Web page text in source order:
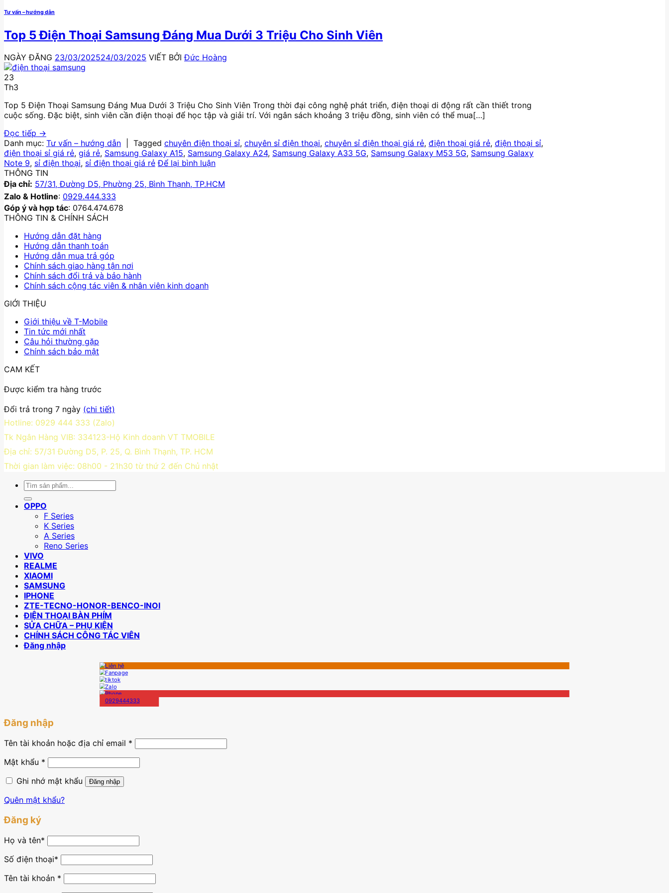
Tư vấn – hướng dẫn
Top 5 Điện Thoại Samsung Đáng Mua Dưới 3 Triệu Cho Sinh Viên
NGÀY ĐĂNG 23/03/202524/03/2025 VIẾT BỞIĐức Hoàng
23
Th3
Top 5 Điện Thoại Samsung Đáng Mua Dưới 3 Triệu Cho Sinh Viên Trong thời đại công nghệ phát triển, điện thoại di động rất cần thiết trong
cuộc sống. Đặc biệt, sinh viên cần điện thoại để học tập và giải trí. Với ngân sách khoảng 3 triệu đồng, sinh viên có thể mua[…]
Đọc tiếp →
Danh mục: Tư vấn – hướng dẫn Tagged chuyên điện thoại sỉ, chuyên sỉ điện thoại, chuyên sỉ điện thoại giá rẻ, điện thoại giá rẻ, điện thoại sỉ,
điện thoại sỉ giá rẻ, giá rẻ, Samsung Galaxy A15, Samsung Galaxy A24, Samsung Galaxy A33 5G, Samsung Galaxy M53 5G, Samsung Galaxy
Note 9, sỉ điện thoại, sỉ điện thoại giá rẻ Để lại bình luận
THÔNG TIN
Địa chỉ: 57/31, Đường D5, Phường 25, Bình Thạnh, TP.HCM
Zalo & Hotline: 0929.444.333
Góp ý và hợp tác: 0764.474.678
THÔNG TIN & CHÍNH SÁCH
Hướng dẫn đặt hàng
Hướng dẫn thanh toán
Hướng dẫn mua trả góp
Chính sách giao hàng tận nơi
Chính sách đổi trả và bảo hành
Chính sách cộng tác viên & nhân viên kinh doanh
GIỚI THIỆU
Giới thiệu về T-Mobile
Tin tức mới nhất
Câu hỏi thường gặp
Chính sách bảo mật
CAM KẾT
Được kiểm tra hàng trước
Đổi trả trong 7 ngày (chi tiết)
Hotline: 0929 444 333 (Zalo)
Tk Ngân Hàng VIB: 334123-Hộ Kinh doanh VT TMOBILE
Địa chỉ: 57/31 Đường D5, P. 25, Q. Bình Thạnh, TP. HCM
Thời gian làm việc: 08h00 - 21h30 từ thứ 2 đến Chủ nhật
Tìm
kiếm:
OPPO
F Series
K Series
A Series
Reno Series
VIVO
REALME
XIAOMI
SAMSUNG
IPHONE
ZTE-TECNO-HONOR-BENCO-INOI
ĐIỆN THOẠI BÀN PHÍM
SỬA CHỮA – PHỤ KIỆN
CHÍNH SÁCH CÔNG TÁC VIÊN
Đăng nhập
0929444333
Đăng nhập
Tên tài khoản hoặc địa chỉ email *
Mật khẩu *
Ghi nhớ mật khẩu
Đăng nhập
Quên mật khẩu?
Đăng ký
Họ và tên*
Số điện thoại*
Tên tài khoản *